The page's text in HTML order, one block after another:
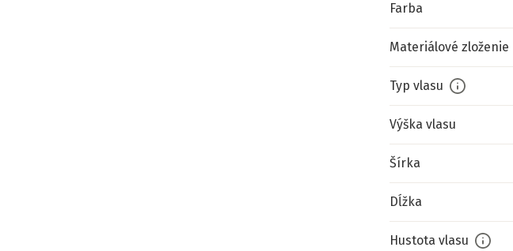
Farba
Materiálové zloženie
Typ vlasu
Výška vlasu
Šírka
Dĺžka
Hustota vlasu